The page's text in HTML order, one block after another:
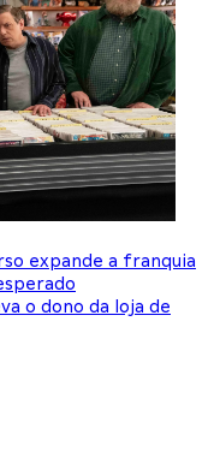
expande a franquia
o dono da loja de